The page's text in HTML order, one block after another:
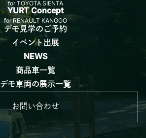
for TOYOTA SIENTA
YURT Concept
for RENAULT KANGOO
デモ見学のご予約
イベント出展
NEWS
商品車一覧
デモ車両の展示一覧
お問い合わせ